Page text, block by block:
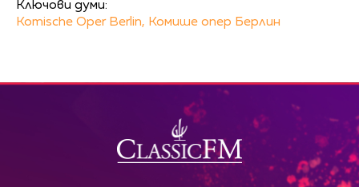
Ключови думи:
Komische Oper Berlin, Комише опер Берлин